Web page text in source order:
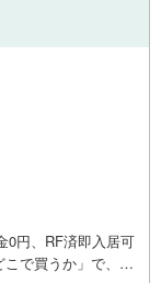
0円、RF済即入居可
こで買うか」で、